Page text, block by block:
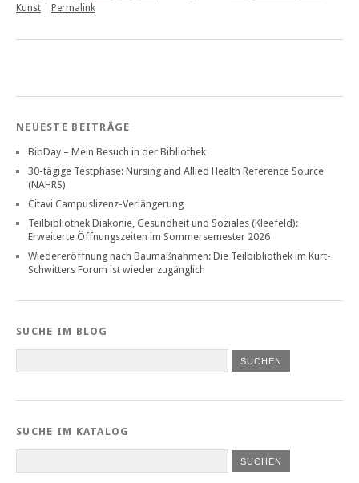
Kunst
Permalink
NEUESTE BEITRÄGE
BibDay – Mein Besuch in der Bibliothek
30-tägige Testphase: Nursing and Allied Health Reference Source
(NAHRS)
Citavi Campuslizenz-Verlängerung
Teilbibliothek Diakonie, Gesundheit und Soziales (Kleefeld):
Erweiterte Öffnungszeiten im Sommersemester 2026
Wiedereröffnung nach Baumaßnahmen: Die Teilbibliothek im Kurt-
Schwitters Forum ist wieder zugänglich
SUCHE IM BLOG
SUCHE IM KATALOG
SUCHEN